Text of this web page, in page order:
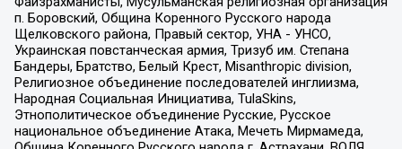
п. Боровский, Община Коренного Русского народа
Щелковского района, Правый сектор, УНА - УНСО,
Украинская повстанческая армия, Тризуб им. Степана
Бандеры, Братство, Белый Крест, Misanthropic division,
Религиозное объединение последователей инглиизма,
Народная Социальная Инициатива, TulaSkins,
Этнополитическое объединение Русские, Русское
национальное объединение Атака, Мечеть Мирмамеда,